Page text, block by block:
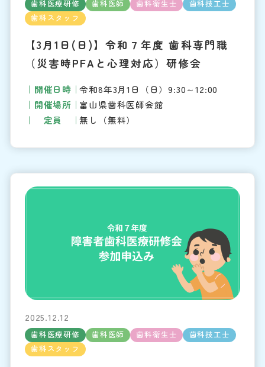
歯科医療研修 歯科医師 歯科衛生士
歯科技工士
歯科スタッフ
【3月1日(日)】令和７年度 歯科専門職
（災害時PFAと心理対応）研修会
開催日時
令和8年3月1日（日）9:30～12:00
開催場所
富山県歯科医師会館
定員
無し（無料）
2025.12.12
歯科医療研修 歯科医師 歯科衛生士
歯科技工士
歯科スタッフ